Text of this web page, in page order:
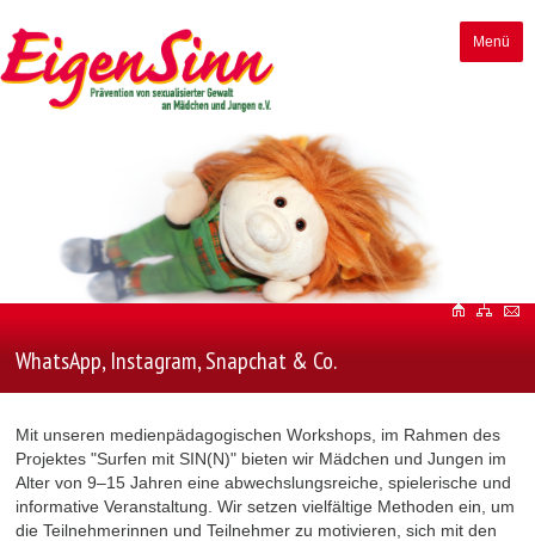
Menü
WhatsApp, Instagram, Snapchat & Co.
Mit unseren medienpädagogischen Workshops, im Rahmen des
Projektes "Surfen mit SIN(N)" bieten wir Mädchen und Jungen im
Alter von 9–15 Jahren eine abwechslungsreiche, spielerische und
informative Veranstaltung. Wir setzen vielfältige Methoden ein, um
die Teilnehmerinnen und Teilnehmer zu motivieren, sich mit den